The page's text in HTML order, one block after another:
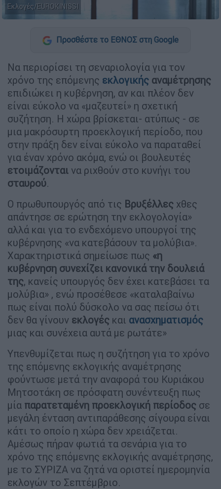
Εκλογές/EUROKINISSI
Προσθέστε το ΕΘΝΟΣ στη Google
Nα περιορίσει τη σεναριολογία για τον
χρόνο της επόμενης εκλογικής αναμέτρησης
επιδιώκει η κυβέρνηση, αν και πλέον δεν
είναι εύκολο να «μαζευτεί» η σχετική
συζήτηση. Η χώρα βρίσκεται- ατύπως - σε
μια μακρόσυρτη προεκλογική περίοδο, που
στην πράξη δεν είναι εύκολο να παραταθεί
για έναν χρόνο ακόμα, ενώ οι βουλευτές
ετοιμάζονται να ριχθούν στο κυνήγι του
σταυρού.
Ο πρωθυπουργός από τις Βρυξέλλες χθες
απάντησε σε ερώτηση την εκλογολογία»
αλλά και για το ενδεχόμενο υπουργοί της
κυβέρνησης «να κατεβάσουν τα μολύβια».
Χαρακτηριστικά σημείωσε πως «η
κυβέρνηση συνεχίζει κανονικά την δουλειά
της, κανείς υπουργός δεν έχει κατεβάσει τα
μολύβια» , ενώ προσέθεσε «καταλαβαίνω
πως είναι πολύ δύσκολο να σας πείσω ότι
δεν θα γίνουν εκλογές και ανασχηματισμός
μιας και συνέχεια αυτά με ρωτάτε»
Υπενθυμίζεται πως η συζήτηση για το χρόνο
της επόμενης εκλογικής αναμέτρησης
φούντωσε μετά την αναφορά του Κυριάκου
Μητσοτάκη σε πρόσφατη συνέντευξη πως
μία παρατεταμένη προεκλογική περίοδος σε
μεγάλη ένταση αντιπαράθεσης σίγουρα είναι
κάτι το οποίο η χώρα δεν χρειάζεται.
Αμέσως πήραν φωτιά τα σενάρια για το
χρόνο της επόμενης εκλογικής αναμέτρησης,
με το ΣΥΡΙΖΑ να ζητά να οριστεί ημερομηνία
εκλογών το Σεπτέμβριο.